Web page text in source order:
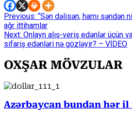
Continue
Reading
Previous: “Sən dəlisən, hamı səndən
ağr ittihamlar
Next: Onlayn alış-veriş edənlər üçün
sifariş edənləri nə gözləyir? – VİDEO
OXŞAR MÖVZULAR
Azərbaycan bundan hər